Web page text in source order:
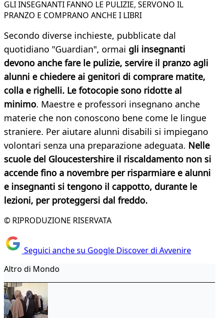
GLI INSEGNANTI FANNO LE PULIZIE, SERVONO IL
PRANZO E COMPRANO ANCHE I LIBRI
Secondo diverse inchieste, pubblicate dal
quotidiano "Guardian", ormai gli insegnanti
devono anche fare le pulizie, servire il pranzo agli
alunni e chiedere ai genitori di comprare matite,
colla e righelli. Le fotocopie sono ridotte al
minimo. Maestre e professori insegnano anche
materie che non conoscono bene come le lingue
straniere. Per aiutare alunni disabili si impiegano
volontari senza una preparazione adeguata. Nelle
scuole del Gloucestershire il riscaldamento non si
accende fino a novembre per risparmiare e alunni
e insegnanti si tengono il cappotto, durante le
lezioni, per proteggersi dal freddo.
© RIPRODUZIONE RISERVATA
Seguici anche su Google Discover di Avvenire
Altro di Mondo